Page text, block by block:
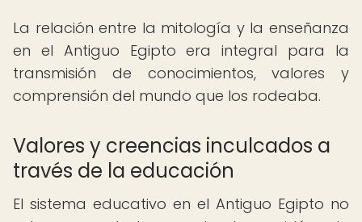
La relación entre la mitología y la enseñanza
en el Antiguo Egipto era integral para la
transmisión de conocimientos, valores y
comprensión del mundo que los rodeaba.
Valores y creencias inculcados a
través de la educación
El sistema educativo en el Antiguo Egipto no